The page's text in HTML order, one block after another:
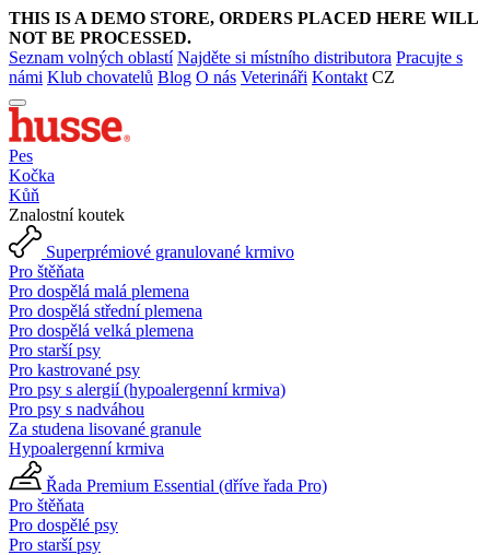
THIS IS A DEMO STORE, ORDERS PLACED HERE WILL
NOT BE PROCESSED.
Seznam volných oblastí Najděte si místního distributora Pracujte s
námi Klub chovatelů Blog O nás Veterináři Kontakt CZ
Pes
Kočka
Kůň
Znalostní koutek
Superprémiové granulované krmivo
Pro štěňata
Pro dospělá malá plemena
Pro dospělá střední plemena
Pro dospělá velká plemena
Pro starší psy
Pro kastrované psy
Pro psy s alergií (hypoalergenní krmiva)
Pro psy s nadváhou
Za studena lisované granule
Hypoalergenní krmiva
Řada Premium Essential (dříve řada Pro)
Pro štěňata
Pro dospělé psy
Pro starší psy